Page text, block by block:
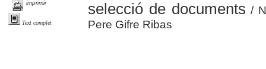
imprimir
Text complet
selecció de documents /
Pere Gifre Ribas